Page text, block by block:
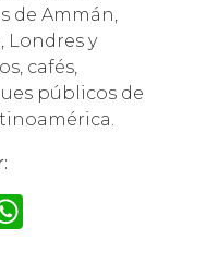
de Ammán,
Londres y
cafés,
públicos de
W